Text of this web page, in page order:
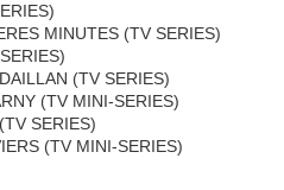
MINUTES (TV SERIES)
(TV SERIES)
(TV MINI-SERIES)
SERIES)
(TV MINI-SERIES)